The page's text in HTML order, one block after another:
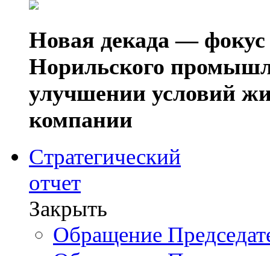
Новая декада — фокус
Норильского
улучшении условий
компании
Стратегический
отчет
Закрыть
Обращение